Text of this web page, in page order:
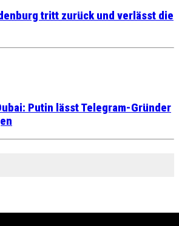
tritt zurück und verlässt die
Putin lässt Telegram-Gründer